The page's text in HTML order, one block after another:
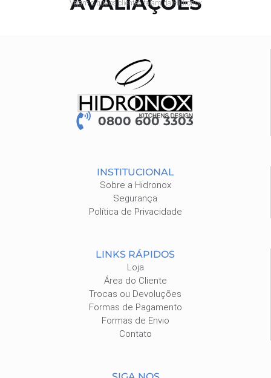
Vejam o que os clientes falam da Hidronox
0800 600 3303
INSTITUCIONAL
Sobre a Hidronox
Segurança
Política de Privacidade
LINKS RÁPIDOS
Loja
Área do Cliente
Trocas ou Devoluções
Formas de Pagamento
Formas de Envio
Contato